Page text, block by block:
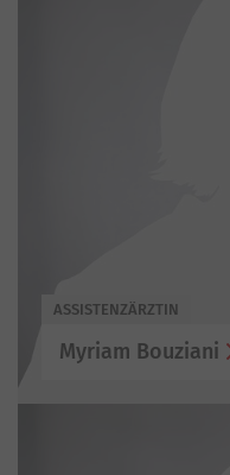
ASSISTENZÄRZTIN
Myriam Bouziani